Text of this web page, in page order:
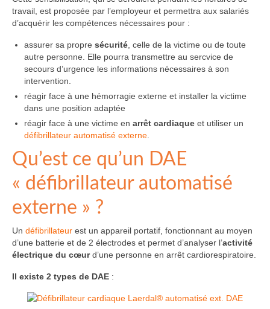
travail, est proposée par l’employeur et permettra aux salariés
d’acquérir les compétences nécessaires pour :
assurer sa propre sécurité , celle de la victime ou de toute
autre personne. Elle pourra transmettre au sercvice de
secours d’urgence les informations nécessaires à son
intervention.
réagir face à une hémorragie externe et installer la victime
dans une position adaptée
réagir face à une victime en arrêt cardiaque et utiliser un
défibrillateur automatisé externe
Qu’est ce qu’un DAE
« défibrillateur automatisé
externe » ?
Un défibrillateur est un appareil portatif, fonctionnant au moyen
d’une batterie et de 2 électrodes et permet d’analyser l’activité
électrique du cœurd’une personne en arrêt cardiorespiratoire.
Il existe 2 types de DAE :